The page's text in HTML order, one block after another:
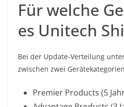
Für welche
es Unitech
Bei der Update-Verteilung
zwischen zwei
Premier Products (5